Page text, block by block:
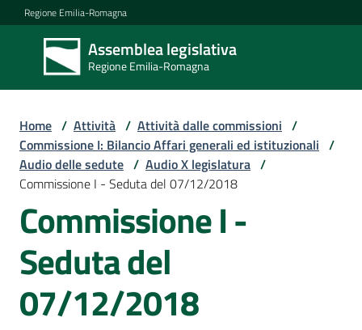
Vai al contenuto
Vai alla navigazione
Vai al footer
Regione Emilia-Romagna
Assemblea legislativa
Regione Emilia-Romagna
Assemblea
legislativa
Regione Emilia-
Assemblea
Attività
Argomenti
Home / Attività / Attività dalle commissioni /
Commissione I: Bilancio Affari generali ed istituzionali /
Audio delle sedute / Audio X legislatura /
Commissione I - Seduta del 07/12/2018
Commissione I -
Seduta del
07/12/2018